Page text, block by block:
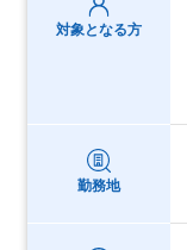
対象となる方
勤務地